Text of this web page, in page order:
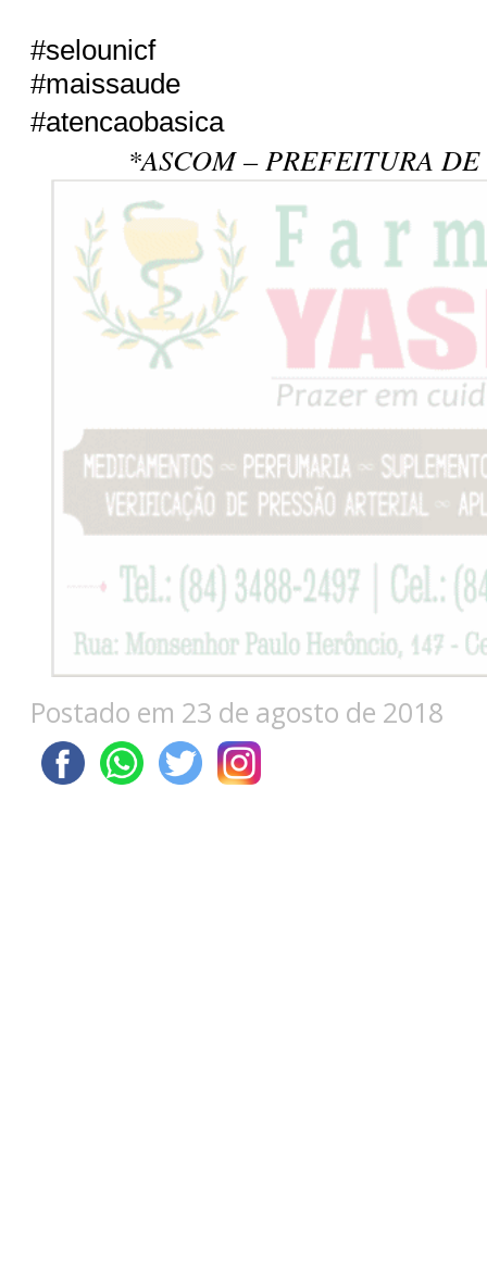
#selounicf
#maissaude
#atencaobasica
*ASCOM – PREFEITURA DE
Postado em 23 de agosto de 2018